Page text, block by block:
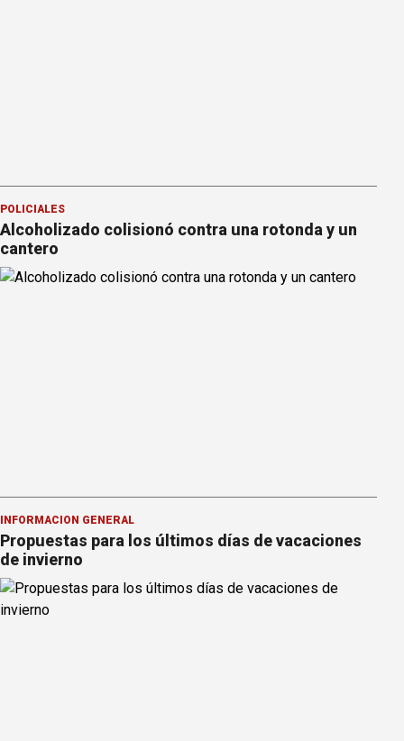
POLICIALES
Alcoholizado colisionó contra una rotonda y un
cantero
INFORMACION GENERAL
Propuestas para los últimos días de vacaciones
de invierno